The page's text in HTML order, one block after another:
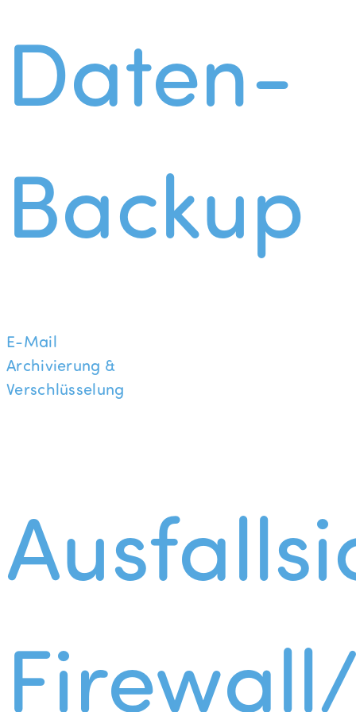
Daten-
Backup
E-Mail
Archivierung &
Verschlüsselung